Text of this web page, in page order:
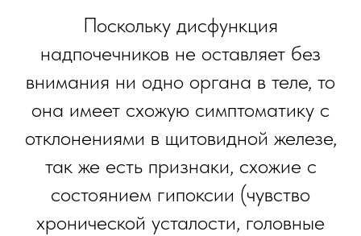
Поскольку дисфункция
надпочечников не оставляет без
внимания ни одно органа в теле, то
она имеет схожую симптоматику с
отклонениями в щитовидной железе,
так же есть признаки, схожие с
состоянием гипоксии (чувство
хронической усталости, головные